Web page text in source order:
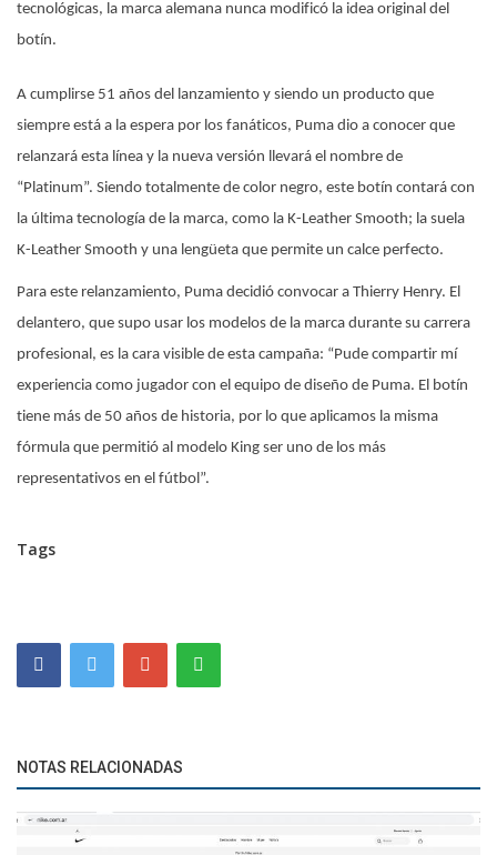
tecnológicas, la marca alemana nunca modificó la idea original del
botín.
A cumplirse 51 años del lanzamiento y siendo un producto que
siempre está a la espera por los fanáticos, Puma dio a conocer que
relanzará esta línea y la nueva versión llevará el nombre de
“Platinum”. Siendo totalmente de color negro, este botín contará con
la última tecnología de la marca, como la K-Leather Smooth; la suela
K-Leather Smooth y una lengüeta que permite un calce perfecto.
Para este relanzamiento, Puma decidió convocar a Thierry Henry. El
delantero, que supo usar los modelos de la marca durante su carrera
profesional, es la cara visible de esta campaña: “Pude compartir mí
experiencia como jugador con el equipo de diseño de Puma. El botín
tiene más de 50 años de historia, por lo que aplicamos la misma
fórmula que permitió al modelo King ser uno de los más
representativos en el fútbol”.
Tags
NOTAS RELACIONADAS